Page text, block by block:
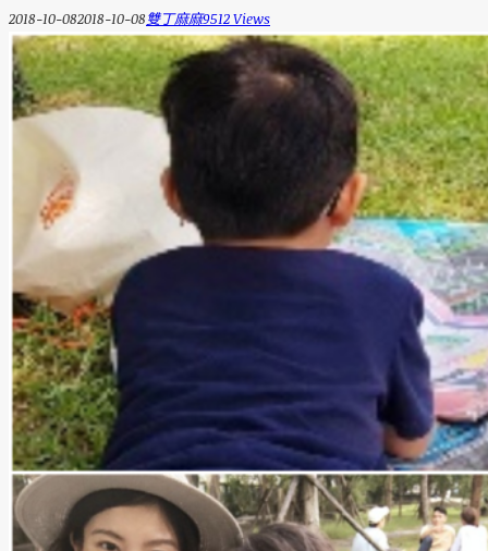
2018-10-082018-10-08雙丁麻麻9512 Views